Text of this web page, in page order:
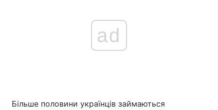
ad
Більше половини українців займаються